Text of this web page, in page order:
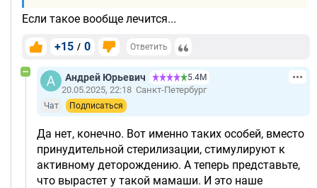
Если такое вообще лечится...
+15 / 0 Ответить
Андрей Юрьевич 5.4М
20.05.2025, 22:18 Санкт-Петербург
Чат Подписаться
Да нет, конечно. Вот именно таких особей, вместо
принудительной стерилизации, стимулируют к
активному деторождению. А теперь представьте,
что вырастет у такой мамаши. И это наше